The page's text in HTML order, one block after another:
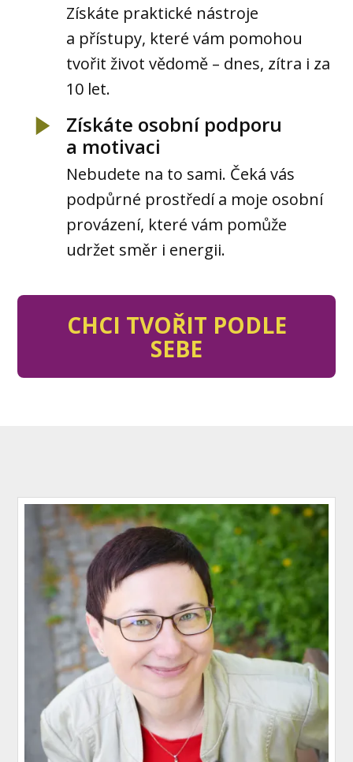
Získáte praktické nástroje
a přístupy, které vám pomohou
tvořit život vědomě – dnes, zítra i za
10 let.
Získáte osobní podporu
a motivaci
Nebudete na to sami. Čeká vás
podpůrné prostředí a moje osobní
provázení, které vám pomůže
udržet směr i energii.
CHCI TVOŘIT PODLE
SEBE